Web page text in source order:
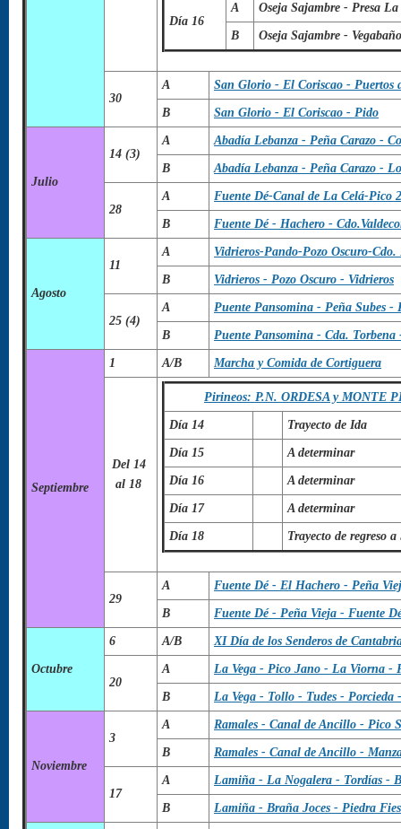
Día 16
A Oseja Sajambre - Presa
B Oseja Sajambre -
30
A San Glorio - El Coriscao - Puertos
B San Glorio - El Coriscao - Pido
Julio
14 (3)
A Abadía Lebanza - Peña Carazo -
B Abadía Lebanza - Peña Carazo -
28
A Fuente Dé-Canal de La Celá-Pico
B Fuente Dé - Hachero -
Agosto
11
A Vidrieros-Pando-Pozo Oscuro-
B Vidrieros - Pozo Oscuro - Vidrieros
25 (4)
A Puente Pansomina - Peña Subes
B Puente Pansomina - Cda.
Septiembre
1 A/B Marcha y Comida de Cortiguera
Del 14
al 18
Pirineos: P.N. ORDESA y MONTE
Día 14 Trayecto de Ida
Día 15 A determinar
Día 16 A determinar
Día 17 A determinar
Día 18 Trayecto de regreso a
29
A Fuente Dé - El Hachero - Peña
B Fuente Dé - Peña Vieja - Fuente
Octubre
6 A/B XI Día de los Senderos de
20
A La Vega - Pico Jano - La Viorna -
B La Vega - Tollo - Tudes - Porcieda
Noviembre
3
A Ramales - Canal de Ancillo - Pico
B Ramales - Canal de Ancillo -
17
A Lamiña - La Nogalera - Tordías -
B Lamiña - Braña Joces - Piedra